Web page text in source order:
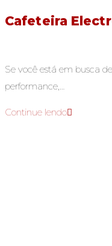
Cafeteira
Se você está em busca
performance,…
Continue lendo